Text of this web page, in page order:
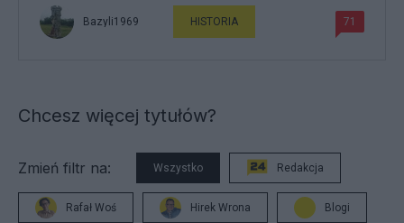
Bazyli1969 HISTORIA 71
Chcesz więcej tytułów?
Zmień filtr na: Wszystko Redakcja
Rafał Woś Hirek Wrona Blogi